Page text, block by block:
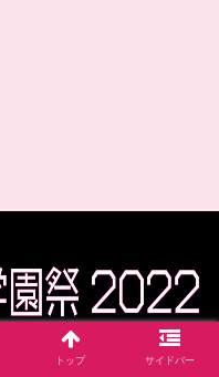
BY-ND 4.0
トップ サイドバー